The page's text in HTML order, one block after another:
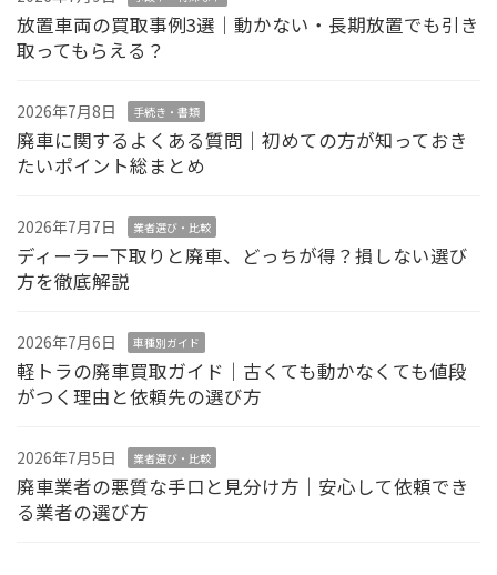
放置車両の買取事例3選｜動かない・長期放置でも引き
取ってもらえる？
2026年7月8日 手続き・書類
廃車に関するよくある質問｜初めての方が知っておき
たいポイント総まとめ
2026年7月7日 業者選び・比較
ディーラー下取りと廃車、どっちが得？損しない選び
方を徹底解説
2026年7月6日 車種別ガイド
軽トラの廃車買取ガイド｜古くても動かなくても値段
がつく理由と依頼先の選び方
2026年7月5日 業者選び・比較
廃車業者の悪質な手口と見分け方｜安心して依頼でき
る業者の選び方